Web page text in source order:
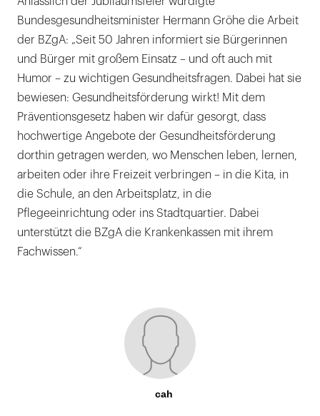
Bundesgesundheitsminister Hermann Gröhe die Arbeit
der BZgA: „Seit 50 Jahren informiert sie Bürgerinnen
und Bürger mit großem Einsatz – und oft auch mit
Humor – zu wichtigen Gesundheitsfragen. Dabei hat sie
bewiesen: Gesundheitsförderung wirkt! Mit dem
Präventionsgesetz haben wir dafür gesorgt, dass
hochwertige Angebote der Gesundheitsförderung
dorthin getragen werden, wo Menschen leben, lernen,
arbeiten oder ihre Freizeit verbringen – in die Kita, in
die Schule, an den Arbeitsplatz, in die
Pflegeeinrichtung oder ins Stadtquartier. Dabei
unterstützt die BZgA die Krankenkassen mit ihrem
Fachwissen.“
cah